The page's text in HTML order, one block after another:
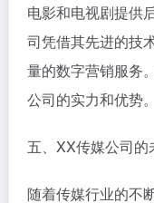
电影和电视剧提供
司凭借其先进的技
量的数字营销服务
公司的实力和优势。
五、XX传媒公司的
随着传媒行业的不